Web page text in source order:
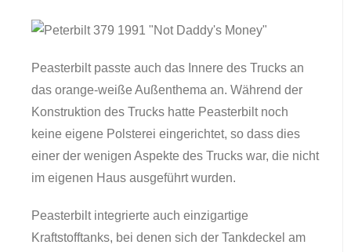
Peasterbilt passte auch das Innere des Trucks an
das orange-weiße Außenthema an. Während der
Konstruktion des Trucks hatte Peasterbilt noch
keine eigene Polsterei eingerichtet, so dass dies
einer der wenigen Aspekte des Trucks war, die nicht
im eigenen Haus ausgeführt wurden.
Peasterbilt integrierte auch einzigartige
Kraftstofftanks, bei denen sich der Tankdeckel am